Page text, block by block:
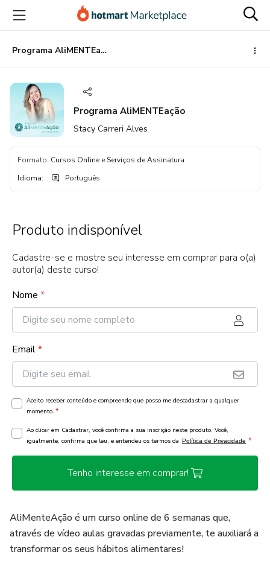
para
conteúdo
principal
para
pagamento
para
rodapé
Programa AliMENTEação
Programa AliMENTEação
Stacy Carreri Alves
Formato: Cursos Online e Serviços de Assinatura
Idioma: Português
Produto indisponível
Cadastre-se e mostre seu interesse em comprar para o(a)
autor(a) deste curso!
Nome *
Email*
Aceito receber conteúdo e compreendo que posso me descadastrar a qualquer
momento. *
Ao clicar em Cadastrar, você confirma a sua inscrição neste produto. Você,
igualmente, confirma que leu, e entendeu os termos da Política de Privacidade *
Tenho interesse em comprar!
AliMenteAção é um curso online de 6 semanas que,
através de vídeo aulas gravadas previamente, te auxiliará a
transformar os seus hábitos alimentares!